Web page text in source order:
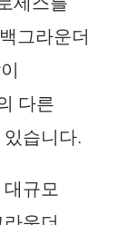
그라운더
다른
습니다.
규모